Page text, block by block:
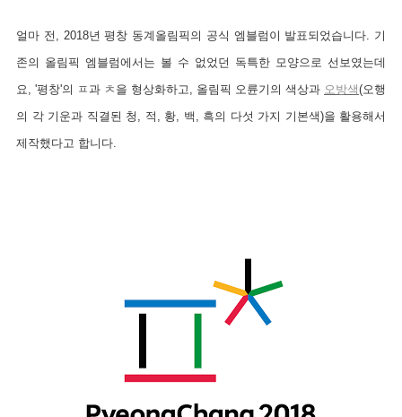
얼마 전, 2018년 평창 동계올림픽의 공식 엠블럼이 발표되었습니다. 기
존의 올림픽 엠블럼에서는 볼 수 없었던 독특한 모양으로 선보였는데
요, '평창'의 ㅍ과 ㅊ을 형상화하고, 올림픽 오륜기의 색상과 오방색(오행
의 각 기운과 직결된 청, 적, 황, 백, 흑의 다섯 가지 기본색)을 활용해서
제작했다고 합니다.